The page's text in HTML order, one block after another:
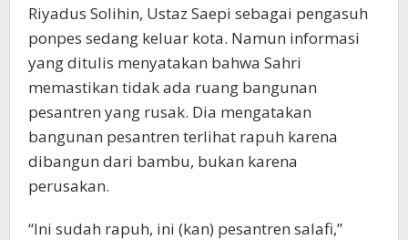
Riyadus Solihin, Ustaz Saepi sebagai pengasuh
ponpes sedang keluar kota. Namun informasi
yang ditulis menyatakan bahwa Sahri
memastikan tidak ada ruang bangunan
pesantren yang rusak. Dia mengatakan
bangunan pesantren terlihat rapuh karena
dibangun dari bambu, bukan karena
perusakan.
“Ini sudah rapuh, ini (kan) pesantren salafi,”